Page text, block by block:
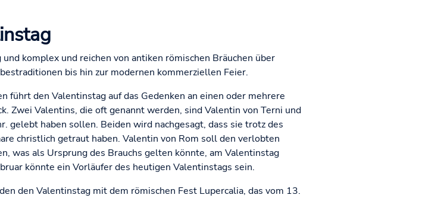
komplex und reichen von antiken römischen Bräuchen über
bis hin zur modernen kommerziellen Feier.
führt den Valentinstag auf das Gedenken an einen oder mehrere
Zwei Valentins, die oft genannt werden, sind Valentin von Terni und
gelebt haben sollen. Beiden wird nachgesagt, dass sie trotz des
christlich getraut haben. Valentin von Rom soll den verlobten
was als Ursprung des Brauchs gelten könnte, am Valentinstag
könnte ein Vorläufer des heutigen Valentinstags sein.
den Valentinstag mit dem römischen Fest Lupercalia, das vom 13.